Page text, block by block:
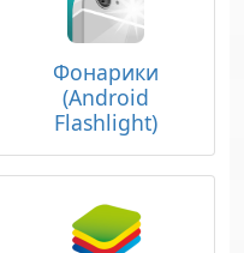
Фонарики
(Android
Flashlight)